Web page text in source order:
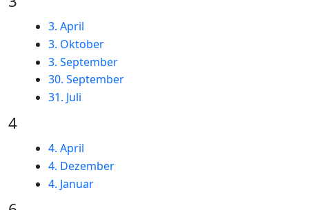
3. April
3. Oktober
3. September
30. September
31. Juli
4
4. April
4. Dezember
4. Januar